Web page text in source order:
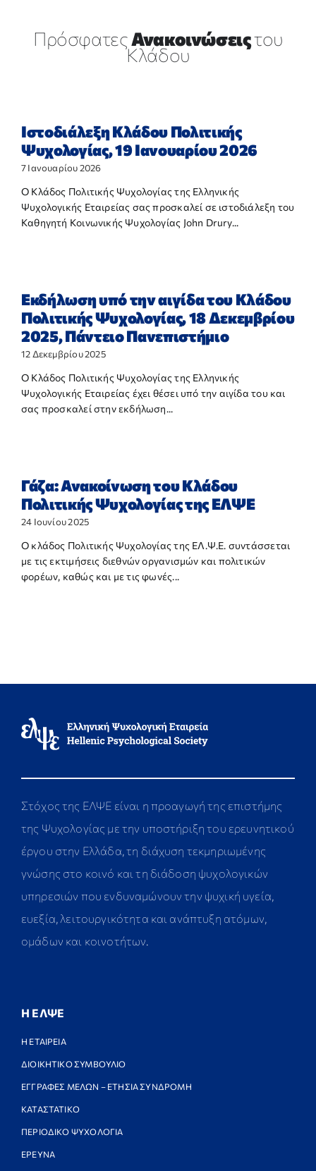
ΠρόσφατεςΑνακοινώσειςτου
Κλάδου
Ιστοδιάλεξη Κλάδου Πολιτικής
Ψυχολογίας, 19 Ιανουαρίου 2026
7 Ιανουαρίου 2026
Ο Κλάδος Πολιτικής Ψυχολογίας της Ελληνικής
Ψυχολογικής Εταιρείας σας προσκαλεί σε ιστοδιάλεξη του
Καθηγητή Κοινωνικής Ψυχολογίας John Drury...
Εκδήλωση υπό την αιγίδα του Κλάδου
Πολιτικής Ψυχολογίας, 18 Δεκεμβρίου
2025, Πάντειο Πανεπιστήμιο
12 Δεκεμβρίου 2025
Ο Κλάδος Πολιτικής Ψυχολογίας της Ελληνικής
Ψυχολογικής Εταιρείας έχει θέσει υπό την αιγίδα του και
σας προσκαλεί στην εκδήλωση...
Γάζα: Ανακοίνωση του Κλάδου
Πολιτικής Ψυχολογίας της ΕΛΨΕ
24 Ιουνίου 2025
Ο κλάδος Πολιτικής Ψυχολογίας της ΕΛ.Ψ.Ε. συντάσσεται
με τις εκτιμήσεις διεθνών οργανισμών και πολιτικών
φορέων, καθώς και με τις φωνές...
Στόχος της ΕΛΨΕ είναι η προαγωγή της επιστήμης
της Ψυχολογίας με την υποστήριξη του ερευνητικού
έργου στην Ελλάδα, τη διάχυση τεκμηριωμένης
γνώσης στο κοινό και τη διάδοση ψυχολογικών
υπηρεσιών που ενδυναμώνουν την ψυχική υγεία,
ευεξία, λειτουργικότητα και ανάπτυξη ατόμων,
ομάδων και κοινοτήτων.
Η ΕΛΨΕ
Η ΕΤΑΙΡΕΙΑ
ΔΙΟΙΚΗΤΙΚΟ ΣΥΜΒΟΥΛΙΟ
ΕΓΓΡΑΦΕΣ ΜΕΛΩΝ – ΕΤΗΣΙΑ ΣΥΝΔΡΟΜΗ
ΚΑΤΑΣΤΑΤΙΚΟ
ΠΕΡΙΟΔΙΚΟ ΨΥΧΟΛΟΓΙΑ
ΕΡΕΥΝΑ